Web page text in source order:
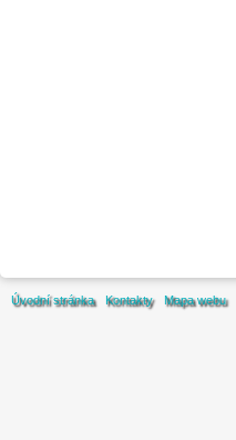
Úvodní stránka Kontakty Mapa webu